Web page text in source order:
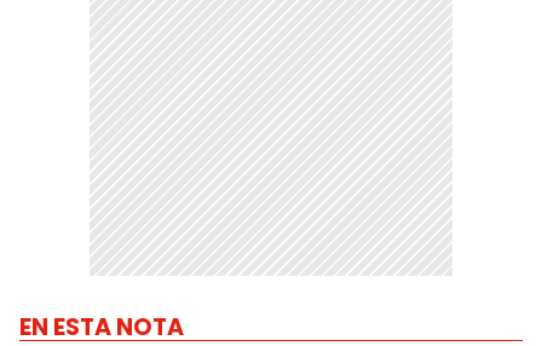
EN ESTA NOTA